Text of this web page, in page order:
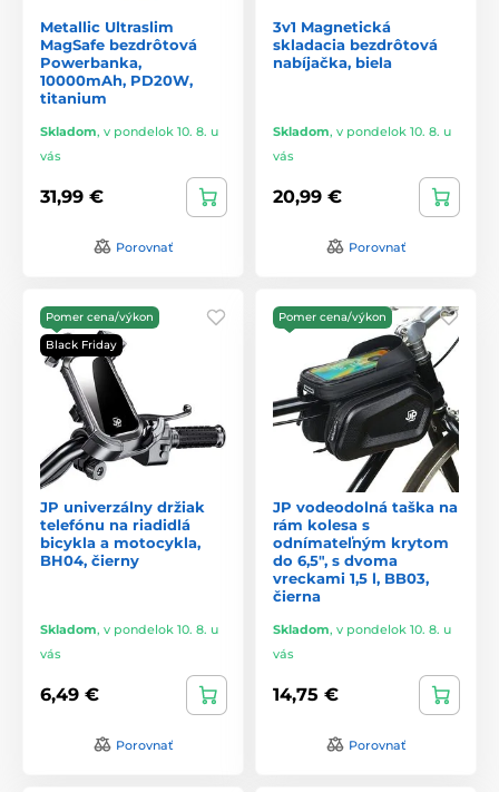
Metallic Ultraslim
MagSafe bezdrôtová
Powerbanka,
10000mAh, PD20W,
titanium
Skladom, v pondelok 10. 8. u
vás
31,99 €
Porovnať
3v1 Magnetická
skladacia bezdrôtová
nabíjačka, biela
Skladom, v pondelok 10. 8. u
vás
20,99 €
Porovnať
Pomer cena/výkon
Black Friday
JP univerzálny držiak
telefónu na riadidlá
bicykla a motocykla,
BH04, čierny
Skladom, v pondelok 10. 8. u
vás
6,49 €
Porovnať
Pomer cena/výkon
JP vodeodolná taška na
rám kolesa s
odnímateľným krytom
do 6,5", s dvoma
vreckami 1,5 l, BB03,
čierna
Skladom, v pondelok 10. 8. u
vás
14,75 €
Porovnať